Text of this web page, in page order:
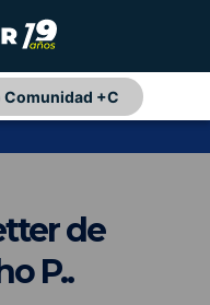
Comunidad +C
de
P..